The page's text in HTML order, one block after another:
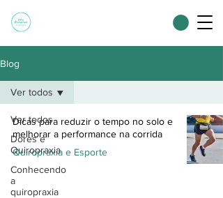
Blog
Ver todos
Dores e
Quiropraxia
Conhecendo
a
quiropraxia
Ver todos
Dicas para reduzir o tempo no solo e
melhorar a performance na corrida
Quiropraxia e Esporte